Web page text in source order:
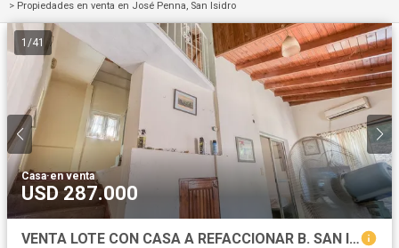
> Propiedades en venta en José Penna, San Isidro
1 /41
Casa·en venta
USD 287.000
VENTA LOTE CON CASA A REFACCIONAR B. SAN ISIDRO